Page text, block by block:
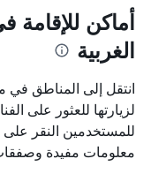
أماكن
الغربية
انتقل إلى المناطق
لزيارتها للعثور على
للمستخدمين النقر على
معلومات مفيدة